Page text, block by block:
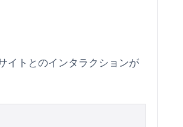
イトとのインタラクションが